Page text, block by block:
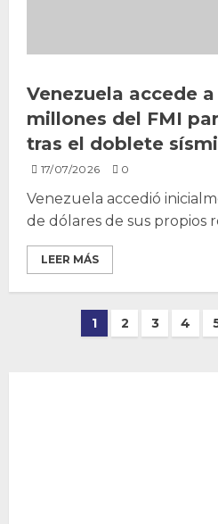
Venezuela accede a
millones del FMI
tras el doblete
17/07/2026 0
Venezuela accedió
de dólares de sus propios
LEER MÁS
Paginación
1 2 3 4